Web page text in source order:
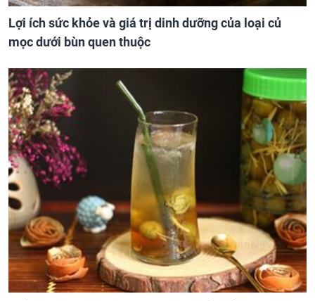
Lợi ích sức khỏe và giá trị dinh dưỡng của loại củ
mọc dưới bùn quen thuộc